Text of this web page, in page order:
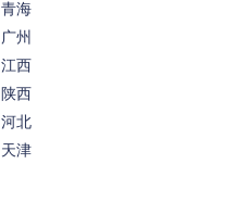
青海
广州
江西
陕西
河北
天津